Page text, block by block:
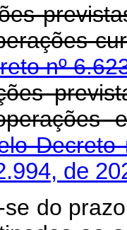
nº
Decreto
de
do